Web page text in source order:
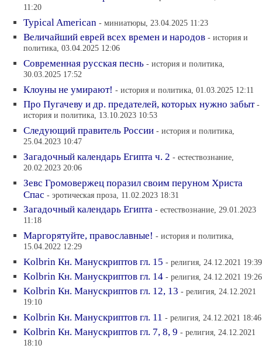
11:20
Typical American - миниатюры, 23.04.2025 11:23
Величайший еврей всех времен и народов - история и
политика, 03.04.2025 12:06
Современная русская песнь - история и политика,
30.03.2025 17:52
Клоуны не умирают! - история и политика, 01.03.2025 12:11
Про Пугачеву и др. предателей, которых нужно забыт -
история и политика, 13.10.2023 10:53
Следующий правитель России - история и политика,
25.04.2023 10:47
Загадочный календарь Египта ч. 2 - естествознание,
20.02.2023 20:06
Зевс Громовержец поразил своим перуном Христа
Спас - эротическая проза, 11.02.2023 18:31
Загадочный календарь Египта - естествознание, 29.01.2023
11:18
Маргорятуйте, православные! - история и политика,
15.04.2022 12:29
Kolbrin Кн. Манускриптов гл. 15 - религия, 24.12.2021 19:39
Kolbrin Кн. Манускриптов гл. 14 - религия, 24.12.2021 19:26
Kolbrin Кн. Манускриптов гл. 12, 13 - религия, 24.12.2021
19:10
Kolbrin Кн. Манускриптов гл. 11 - религия, 24.12.2021 18:46
Kolbrin Кн. Манускриптов гл. 7, 8, 9 - религия, 24.12.2021
18:10